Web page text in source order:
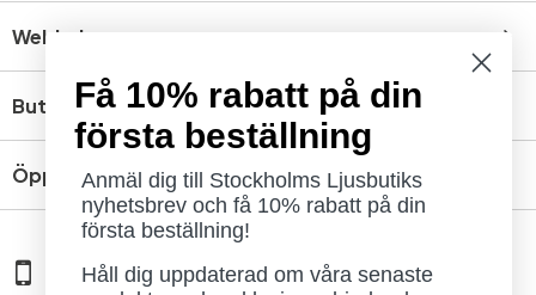
Webbshop
Butik
Öppettider
08 - 654 29 00
Få 10% rabatt på din
första beställning
Anmäl dig till Stockholms Ljusbutiks
nyhetsbrev och få 10% rabatt på din
första beställning!
Håll dig uppdaterad om våra senaste